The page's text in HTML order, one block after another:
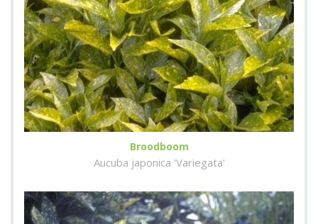
Broodboom
Aucuba japonica 'Variegata'